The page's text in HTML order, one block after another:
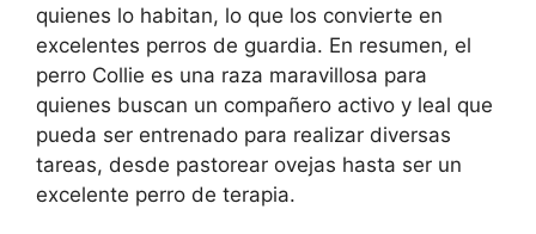
quienes lo habitan, lo que los convierte en
excelentes perros de guardia. En resumen, el
perro Collie es una raza maravillosa para
quienes buscan un compañero activo y leal que
pueda ser entrenado para realizar diversas
tareas, desde pastorear ovejas hasta ser un
excelente perro de terapia.